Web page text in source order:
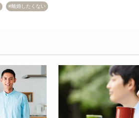
離婚したくない